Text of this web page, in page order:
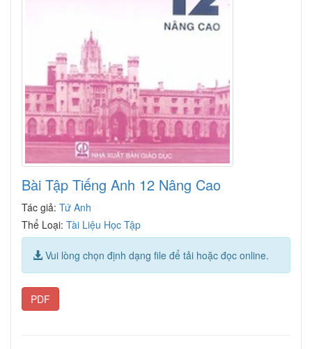
Bài Tập Tiếng Anh 12 Nâng Cao
Tác giả: Tứ Anh
Thể Loại: Tài Liệu Học Tập
Vui lòng chọn định dạng file để tải hoặc đọc online.
PDF